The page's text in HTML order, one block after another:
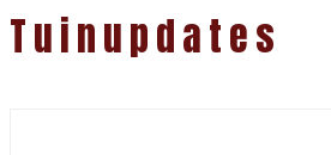
Tuinupdates